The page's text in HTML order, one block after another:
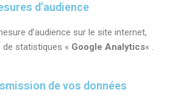
d’audience
d’audience sur le site internet,
de statistiques « Google Analytics« .
de vos données